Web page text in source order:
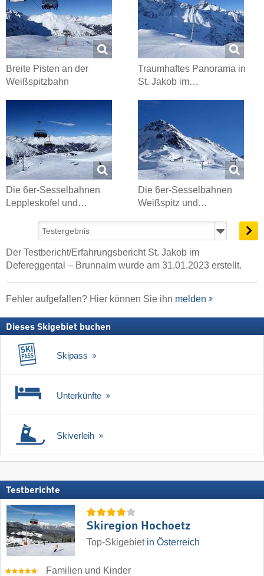
Breite Pisten an der
Weißspitzbahn
Traumhaftes Panorama in
St. Jakob im…
Die 6er-Sesselbahnen
Leppleskofel und…
Die 6er-Sesselbahnen
Weißspitz und…
Der Testbericht/Erfahrungsbericht St. Jakob im
Defereggental – Brunnalm wurde am 31.01.2023 erstellt.
Fehler aufgefallen? Hier können Sie ihn melden
Dieses Skigebiet buchen
Skipass
Unterkünfte
Skiverleih
Testberichte
Skiregion Hochoetz
Top-Skigebiet in Österreich
Familien und Kinder